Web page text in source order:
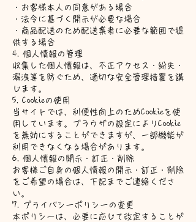
・お客様本人の同意がある場合
・法令に基づく開示が必要な場合
・商品配送のため配送業者に必要な範囲で提
供する場合
4. 個人情報の管理
収集した個人情報は、不正アクセス・紛失・
漏洩等を防ぐため、適切な安全管理措置を講
じます。
5. Cookieの使用
当サイトでは、利便性向上のためCookieを使
用しています。ブラウザの設定によりCookie
を無効にすることができますが、一部機能が
利用できなくなる場合があります。
6. 個人情報の開示・訂正・削除
お客様ご自身の個人情報の開示・訂正・削除
をご希望の場合は、下記までご連絡くださ
い。
7. プライバシーポリシーの変更
本ポリシーは、必要に応じて改定することが